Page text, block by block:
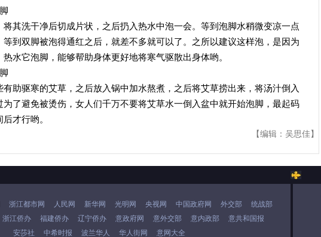
洗干净后切成片状，之后扔入热水中泡一会。等到泡脚水稍微变凉一点
等到双脚被泡得通红之后，就差不多就可以了。之所以建议这样泡，是因为
水它泡脚，能够帮助身体更好地将寒气驱散出身体哟。
驱寒的艾草，之后放入锅中加水熬煮，之后将艾草捞出来，将汤汁倒入
为了避免被烫伤，女人们千万不要将艾草水一倒入盆中就开始泡脚，最起码
才行哟。
【编辑：吴思佳】
浙江都市网 人民网 新华网 光明网 央视网 中国政府网 外交部
统战部
浙江侨办 福建侨办 辽宁侨办 意政府网 意外交部 意内政部
意共和国报
安莎社
中希时报 波兰华人 华人街网 意网大全